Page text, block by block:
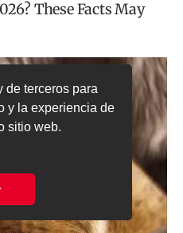
de terceros para
y la experiencia de
sitio web.